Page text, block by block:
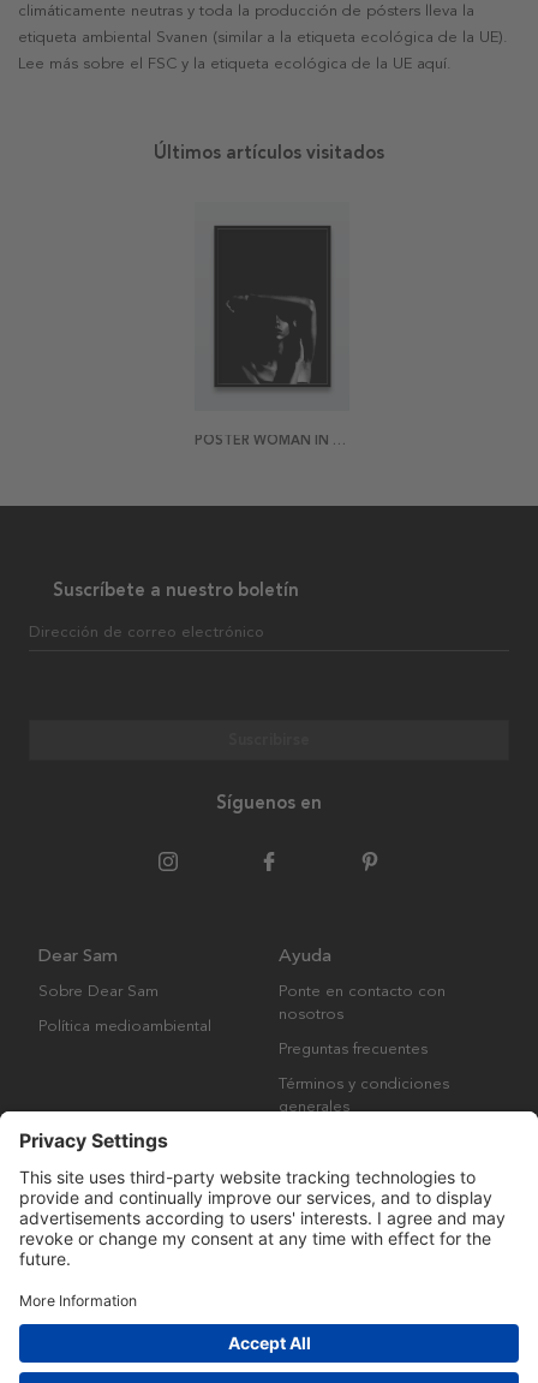
climáticamente neutras y toda la producción de pósters lleva la
etiqueta ambiental Svanen (similar a la etiqueta ecológica de la UE).
Lee más sobre el FSC y la etiqueta ecológica de la UE aquí.
Últimos artículos visitados
POSTER WOMAN IN SHADOWS
Suscríbete a nuestro boletín
Dirección de correo electrónico
Síguenos en
Dear Sam
Sobre Dear Sam
Política medioambiental
Ayuda
Ponte en contacto con
nosotros
Preguntas frecuentes
Términos y condiciones
generales
Derechos de autor © Many Brands AB 2023. Todos los derechos